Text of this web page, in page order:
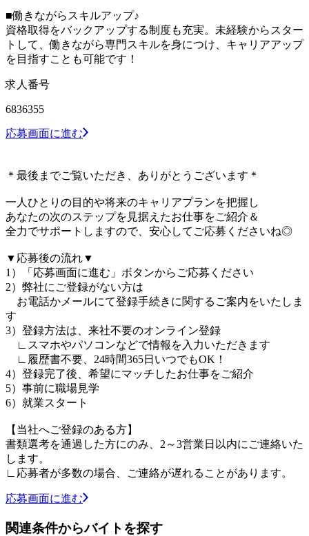
■働きながらスキルアップ♪
資格取得をバックアップする制度も充実。未経験からスター
トして、働きながら専門スキルを身につけ、キャリアアップ
を目指すことも可能です！
求人番号
6836355
応募画面に進む
＊最後までご覧いただき、ありがとうございます＊
一人ひとりの目的や将来のキャリアプランを把握し
あなたの次のステップを見据えたお仕事をご紹介＆
全力でサポートしますので、安心してご応募くださいね◎
▼応募後の流れ▼
1）「応募画面に進む」ボタンからご応募ください
2）弊社にご登録がない方は
お電話かメールにて登録手続きに関するご案内をいたしま
す
3）登録方法は、来社不要のオンライン登録
∟スマホやパソコンなどで情報を入力いただきます
∟履歴書不要、24時間365日いつでもOK！
4）登録完了後、希望にマッチしたお仕事をご紹介
5）事前に職場見学
6）就業スタート
【当社へご登録のある方】
書類選考を通過した方にのみ、2～3営業日以内にご連絡いた
します。
∟応募者が多数の場合、ご連絡が遅れることがあります。
応募画面に進む
関連条件からバイトを探す